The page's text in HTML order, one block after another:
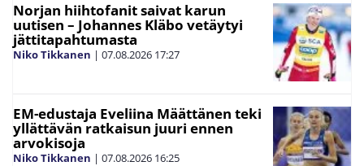
Norjan hiihtofanit saivat karun
uutisen – Johannes Kläbo vetäytyi
jättitapahtumasta
Niko Tikkanen | 07.08.2026 17:27
EM-edustaja Eveliina Määttänen teki
yllättävän ratkaisun juuri ennen
arvokisoja
Niko Tikkanen | 07.08.2026 16:25